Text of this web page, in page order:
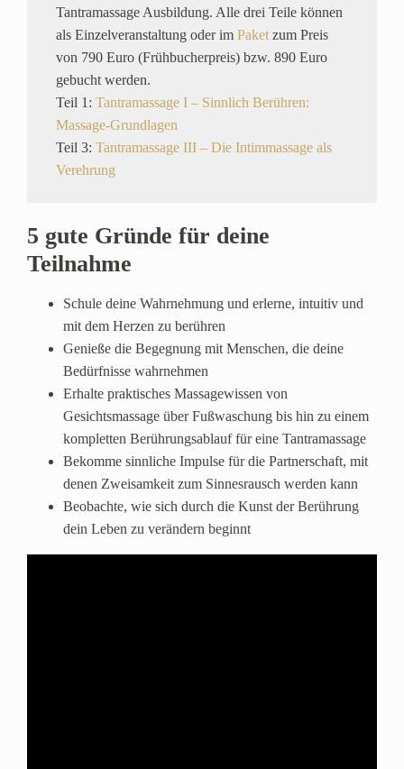
Tantramassage Ausbildung. Alle drei Teile können
als Einzelveranstaltung oder im Paket zum Preis
von 790 Euro (Frühbucherpreis) bzw. 890 Euro
gebucht werden.
Teil 1: Tantramassage I – Sinnlich Berühren:
Massage-Grundlagen
Teil 3: Tantramassage III – Die Intimmassage als
Verehrung
5 gute Gründe für deine
Teilnahme
Schule deine Wahrnehmung und erlerne, intuitiv und
mit dem Herzen zu berühren
Genieße die Begegnung mit Menschen, die deine
Bedürfnisse wahrnehmen
Erhalte praktisches Massagewissen von
Gesichtsmassage über Fußwaschung bis hin zu einem
kompletten Berührungsablauf für eine Tantramassage
Bekomme sinnliche Impulse für die Partnerschaft, mit
denen Zweisamkeit zum Sinnesrausch werden kann
Beobachte, wie sich durch die Kunst der Berührung
dein Leben zu verändern beginnt